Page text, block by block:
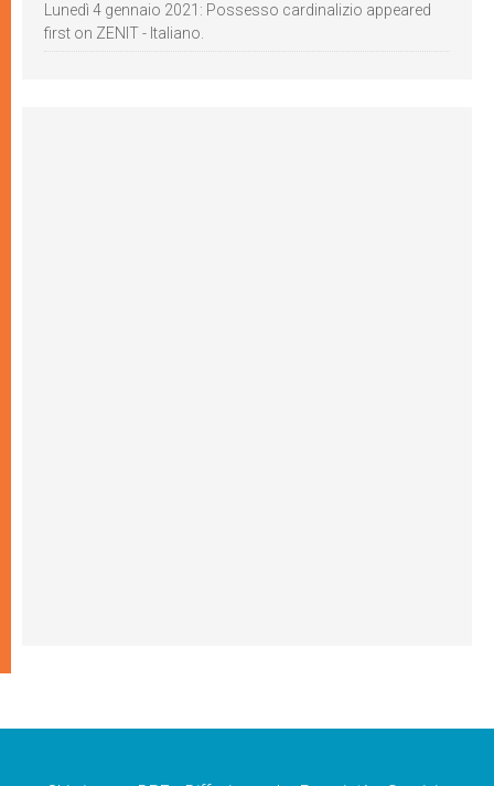
Lunedì 4 gennaio 2021: Possesso cardinalizio appeared
first on ZENIT - Italiano.